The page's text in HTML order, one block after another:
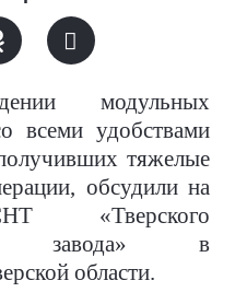
модульных
всеми удобствами
тяжелые
обсудили на
«Тверского
завода» в
области.